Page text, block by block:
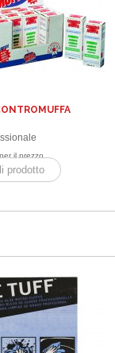
il prezzo
prodotto